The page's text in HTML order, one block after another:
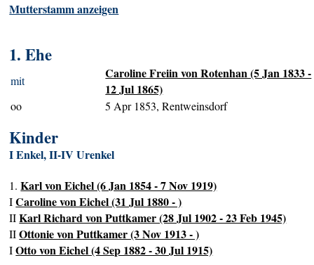
Mutterstamm anzeigen
1. Ehe
mit
Caroline Freiin von Rotenhan (5 Jan 1833 -
12 Jul 1865)
oo 5 Apr 1853, Rentweinsdorf
Kinder
I Enkel, II-IV Urenkel
1.Karl von Eichel (6 Jan 1854 - 7 Nov 1919)
ICaroline von Eichel (31 Jul 1880 - )
IIKarl Richard von Puttkamer (28 Jul 1902 - 23 Feb 1945)
IIOttonie von Puttkamer (3 Nov 1913 - )
IOtto von Eichel (4 Sep 1882 - 30 Jul 1915)